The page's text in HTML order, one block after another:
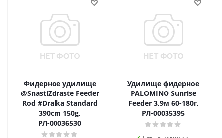
Фидерное удилище
@SnastiZdraste Feeder
Rod #Dralka Standard
390cm 150g,
РЛ-00036530
Удилище фидерное
PALOMINO Sunrise
Feeder 3,9м 60-180г,
РЛ-00035395